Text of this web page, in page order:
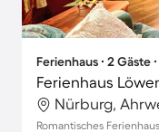
Ferienhaus ∙ 2 Gäste
Ferienhaus
Nürburg,
Romantisches